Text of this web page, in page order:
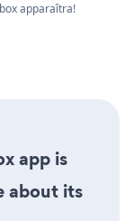
apparaîtra!
app is
about its